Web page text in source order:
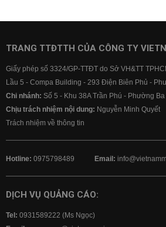
Lãi suất ngân hàng BIDV
Lãi suất ngân hàng Vietcombank
TRANG TTĐTTH CỦA CÔNG TY
Giấy phép số 3324/GP-TTĐT do Sở VH&TT
Lầu 5 - Compa Building - 293 Điện Biên Phủ -
Chi nhánh: Số 5 - Khu 38A Trần Phú - Phường
Chịu trách nhiệm nội dung: Nguyễn Minh Quyết
Trách nhiệm về thông tin
Hotline: 0975798489 Email:
DỊCH VỤ QUẢNG CÁO:
Tel: 0931589222 (Ms Ngọc)